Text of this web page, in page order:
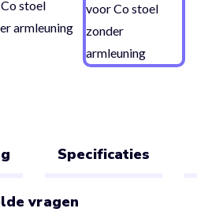
Specificaties
vragen